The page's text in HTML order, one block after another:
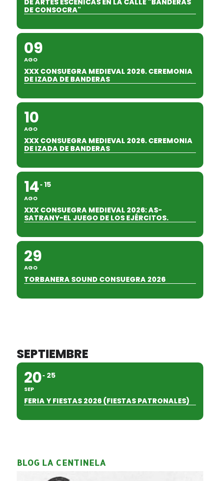
DE CONSOCRA"
09
AGO
XXX CONSUEGRA MEDIEVAL 2026. CEREMONIA
DE IZADA DE BANDERAS
10
AGO
XXX CONSUEGRA MEDIEVAL 2026. CEREMONIA
DE IZADA DE BANDERAS
14
AGO
15
XXX CONSUEGRA MEDIEVAL 2026: AS-
SATRANY-EL JUEGO DE LOS EJÉRCITOS.
29
AGO
TORBANERA SOUND CONSUEGRA 2026
SEPTIEMBRE
20
SEP
25
FERIA Y FIESTAS 2026 (FIESTAS PATRONALES)
BLOG LA CENTINELA